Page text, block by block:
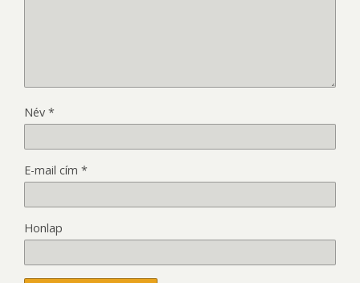
Név *
E-mail cím *
Honlap